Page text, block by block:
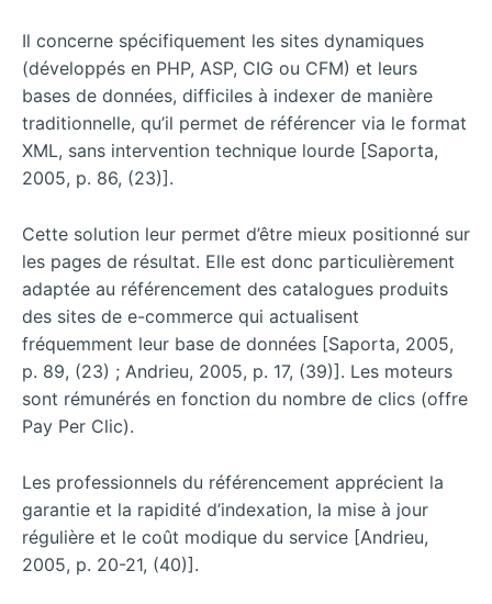
Il concerne spécifiquement les sites dynamiques
(développés en PHP, ASP, CIG ou CFM) et leurs
bases de données, difficiles à indexer de manière
traditionnelle, qu’il permet de référencer via le format
XML, sans intervention technique lourde [Saporta,
2005, p. 86, (23)].
Cette solution leur permet d’être mieux positionné sur
les pages de résultat. Elle est donc particulièrement
adaptée au référencement des catalogues produits
des sites de e-commerce qui actualisent
fréquemment leur base de données [Saporta, 2005,
p. 89, (23) ; Andrieu, 2005, p. 17, (39)]. Les moteurs
sont rémunérés en fonction du nombre de clics (offre
Pay Per Clic).
Les professionnels du référencement apprécient la
garantie et la rapidité d’indexation, la mise à jour
régulière et le coût modique du service [Andrieu,
2005, p. 20-21, (40)].